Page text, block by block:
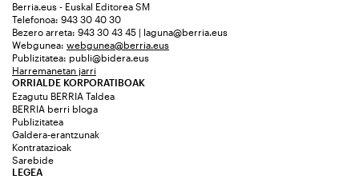
Berria.eus - Euskal Editorea SM
Telefonoa: 943 30 40 30
Bezero arreta: 943 30 43 45 | laguna@berria.eus
Webgunea: webgunea@berria.eus
Publizitatea: publi@bidera.eus
Harremanetan jarri
ORRIALDE KORPORATIBOAK
Ezagutu BERRIA Taldea
BERRIA berri bloga
Publizitatea
Galdera-erantzunak
Kontratazioak
Sarebide
LEGEA